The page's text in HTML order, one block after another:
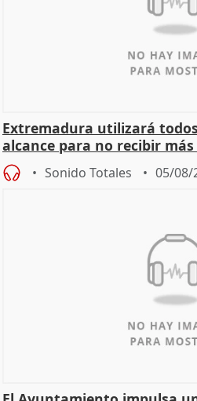
Extremadura utilizará
alcance para no recibir
Sonido Totales 05/08/